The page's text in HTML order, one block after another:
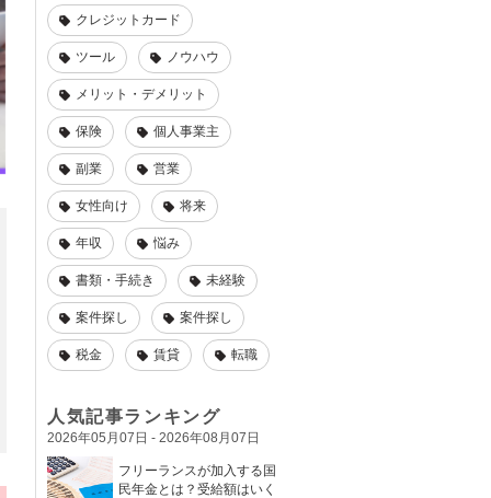
クレジットカード
ツール ノウハウ
メリット・デメリット
保険 個人事業主
副業 営業
女性向け 将来
年収 悩み
書類・手続き 未経験
案件探し 案件探し
税金 賃貸 転職
人気記事ランキング
2026年05月07日 - 2026年08月07日
フリーランスが加入する国
民年金とは？受給額はいく